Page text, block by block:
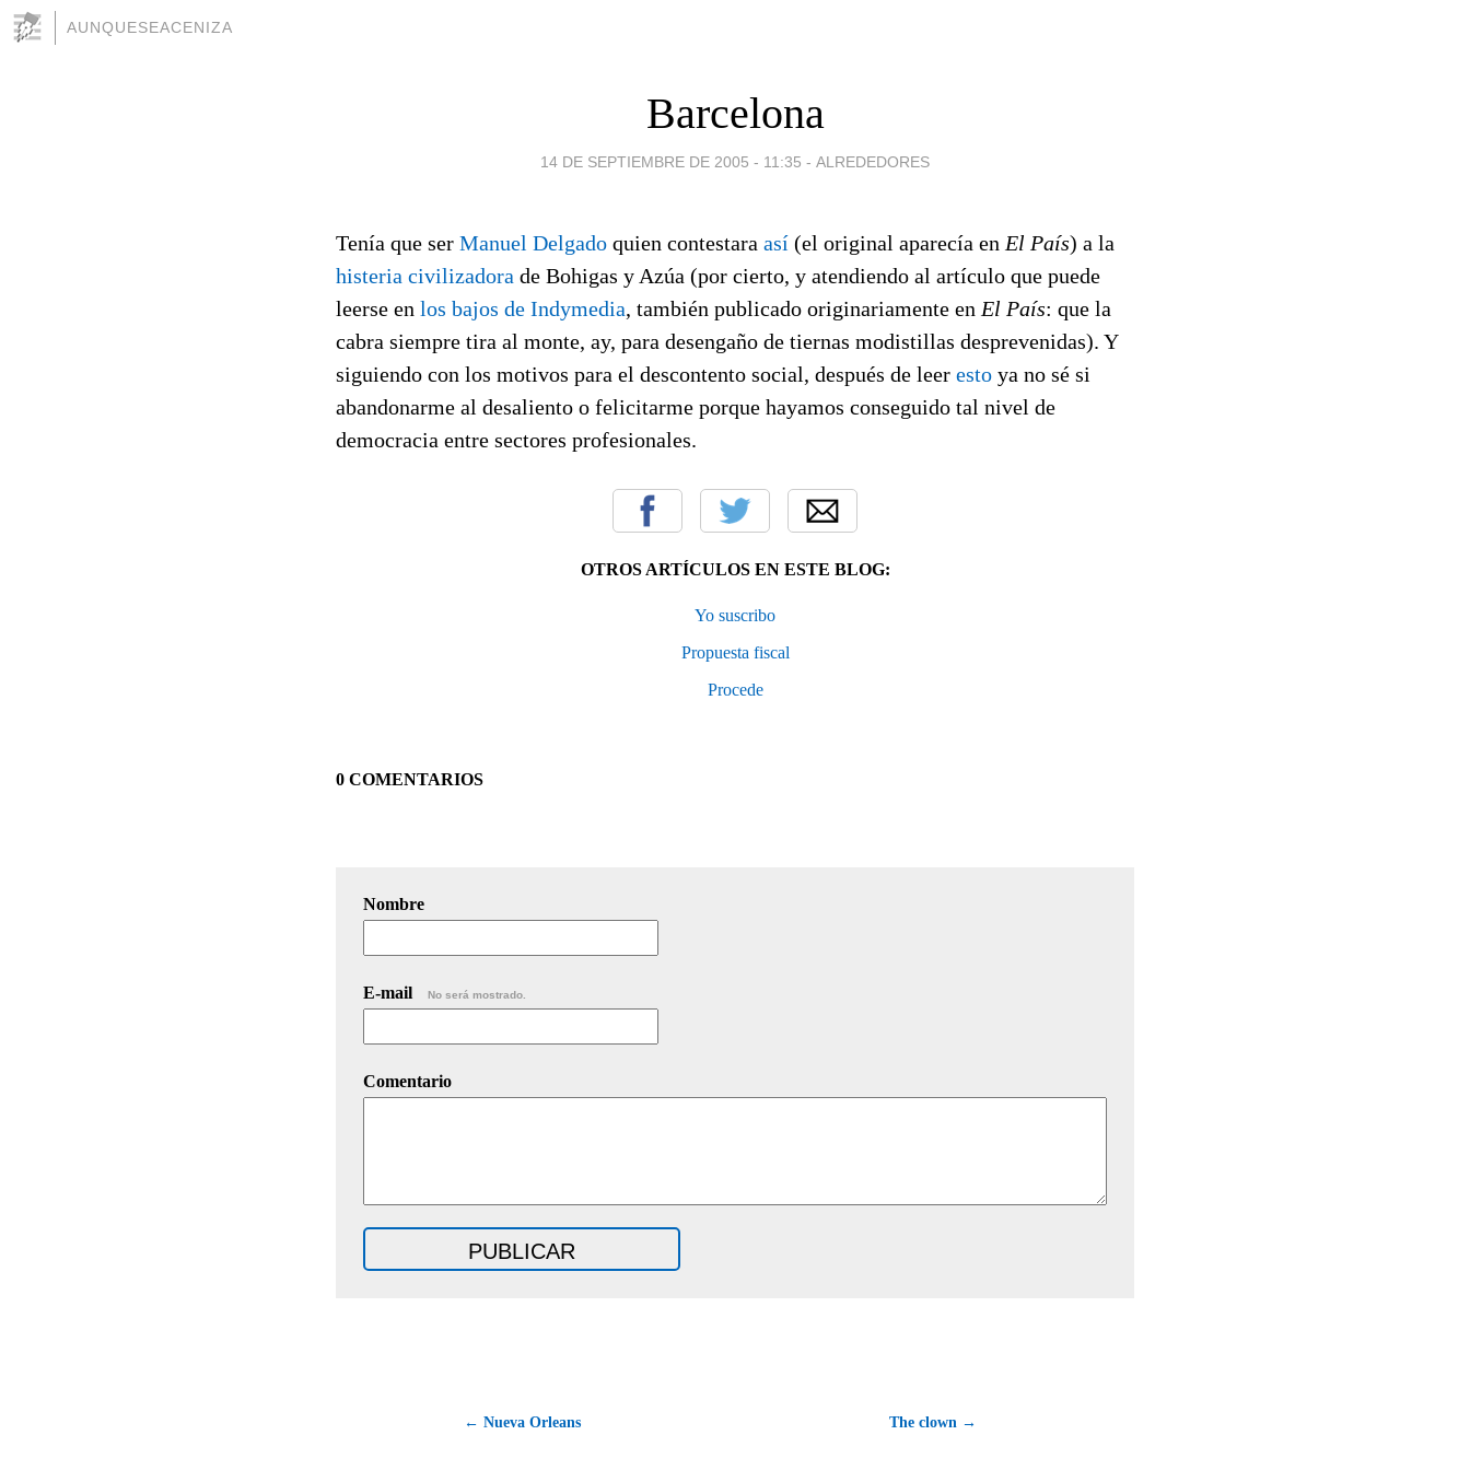
AUNQUESEACENIZA
Barcelona
14 DE SEPTIEMBRE DE 2005 - 11:35 - ALREDEDORES
Tenía que ser Manuel Delgado quien contestara así (el original aparecía en El País) a la
histeria civilizadora de Bohigas y Azúa (por cierto, y atendiendo al artículo que puede
leerse en los bajos de Indymedia, también publicado originariamente en El País: que la
cabra siempre tira al monte, ay, para desengaño de tiernas modistillas desprevenidas). Y
siguiendo con los motivos para el descontento social, después de leer esto ya no sé si
abandonarme al desaliento o felicitarme porque hayamos conseguido tal nivel de
democracia entre sectores profesionales.
OTROS ARTÍCULOS EN ESTE BLOG:
Yo suscribo
Propuesta fiscal
Procede
0 COMENTARIOS
Nombre
E-mail No será mostrado.
Comentario
← Nueva Orleans The clown →